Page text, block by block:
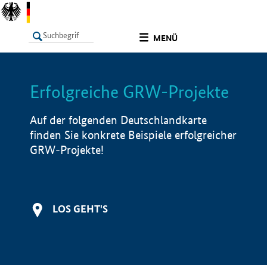
MENÜ
LISTE Info
Erfolgreiche GRW-Projekte
Auf der folgenden Deutschlandkarte
finden Sie konkrete Beispiele erfolgreicher
GRW-Projekte!
LOS GEHT'S